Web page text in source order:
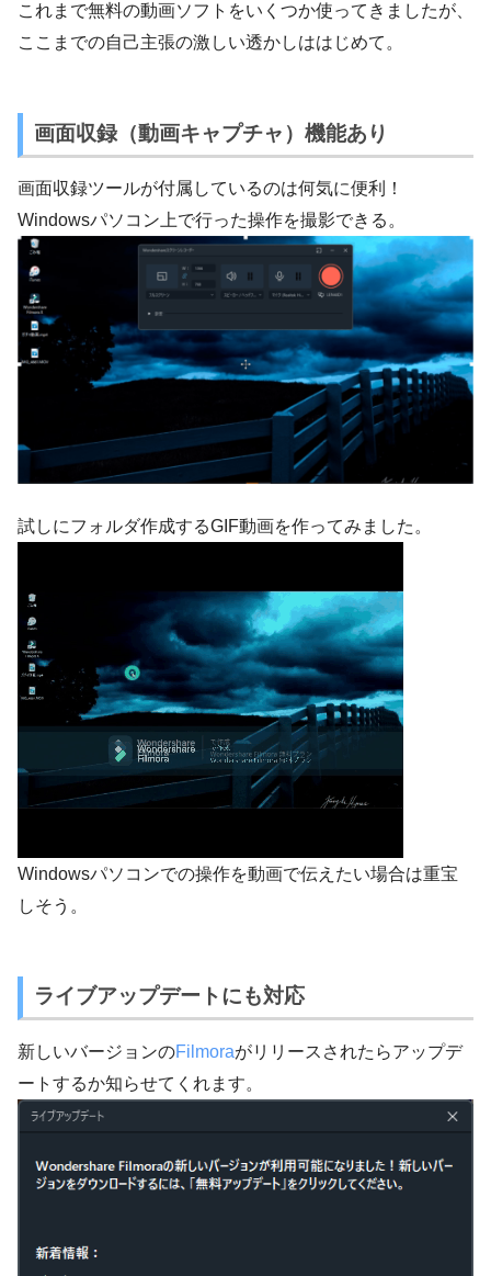
これまで無料の動画ソフトをいくつか使ってきましたが、
ここまでの自己主張の激しい透かしははじめて。
画面収録（動画キャプチャ）機能あり
画面収録ツールが付属しているのは何気に便利！
Windowsパソコン上で行った操作を撮影できる。
試しにフォルダ作成するGIF動画を作ってみました。
Windowsパソコンでの操作を動画で伝えたい場合は重宝
しそう。
ライブアップデートにも対応
新しいバージョンのFilmoraがリリースされたらアップデ
ートするか知らせてくれます。